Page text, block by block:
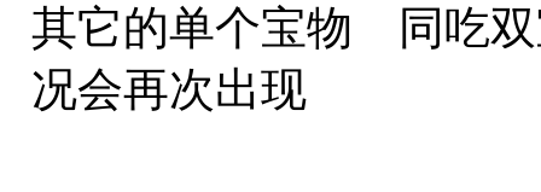
其它的单个宝物 同吃
况会再次出现